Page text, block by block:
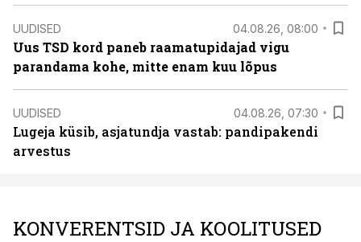
UUDISED 04.08.26, 08:00
Uus TSD kord paneb raamatupidajad vigu
parandama kohe, mitte enam kuu lõpus
UUDISED 04.08.26, 07:30
Lugeja küsib, asjatundja vastab: pandipakendi
arvestus
KONVERENTSID JA KOOLITUSED